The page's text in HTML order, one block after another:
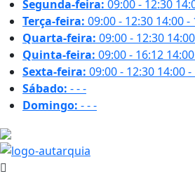
Segunda-feira: 09:00 - 12:30
Terça-feira: 09:00 - 12:30 14:00 -
Quarta-feira: 09:00 - 12:30
Quinta-feira: 09:00 - 16:12
Sexta-feira: 09:00 - 12:30 14:00
Sábado: ---
Domingo: ---